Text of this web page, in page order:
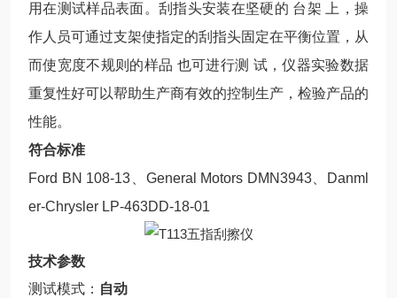
用在测试样品表面。刮指头安装在坚硬的 台架 上，操
作人员可通过支架使指定的刮指头固定在平衡位置，从
而使宽度不规则的样品 也可进行测 试，仪器实验数据
重复性好可以帮助生产商有效的控制生产，检验产品的
性能。
符合标准
Ford BN 108-13、General Motors DMN3943、Danml
er-Chrysler LP-463DD-18-01
技术参数
测试模式： 自动